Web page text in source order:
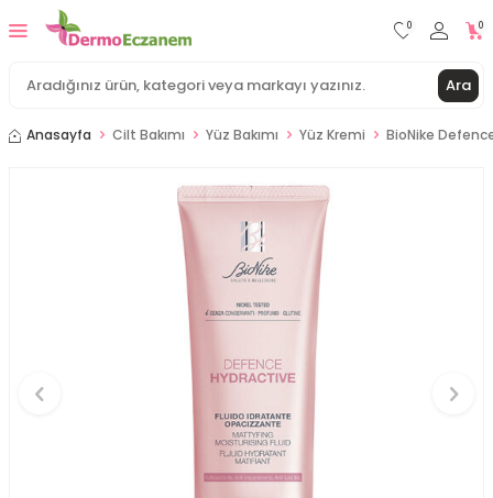
Ara
0 0
Anasayfa Cilt Bakımı Yüz Bakımı Yüz Kremi BioNike